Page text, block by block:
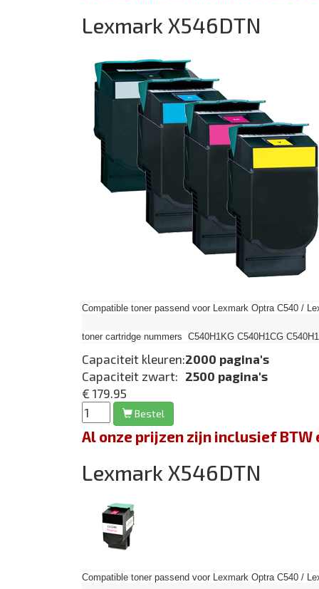
Lexmark X546DTN
Compatible toner passend voor Lexmark Optra C540 /
toner cartridge nummers C540H1KG C540H1CG
Capaciteit kleuren:2000 pagina's
Capaciteit zwart: 2500 pagina's
€ 179.95
Bestel
Al onze prijzen zijn inclusief
Lexmark X546DTN
Compatible toner passend voor Lexmark Optra C540 /